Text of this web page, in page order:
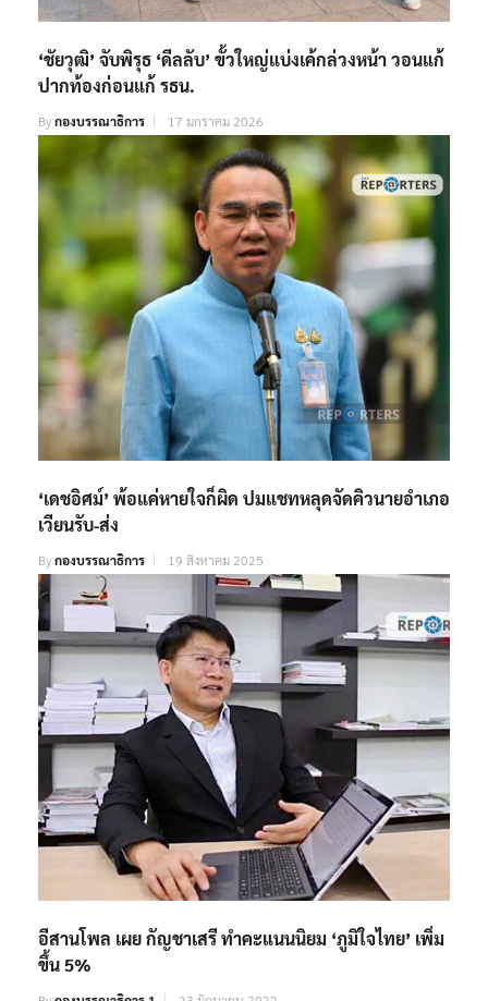
‘ชัยวุฒิ’ จับพิรุธ ‘ดีลลับ’ ขั้วใหญ่แบ่งเค้กล่วงหน้า วอนแก้
ปากท้องก่อนแก้ รธน.
Byกองบรรณาธิการ 17 มกราคม 2026
‘เดชอิศม์’ พ้อแค่หายใจก็ผิด ปมแชทหลุดจัดคิวนายอำเภอ
เวียนรับ-ส่ง
Byกองบรรณาธิการ 19 สิงหาคม 2025
อีสานโพล เผย กัญชาเสรี ทำคะแนนนิยม ‘ภูมิใจไทย’ เพิ่ม
ขึ้น 5%